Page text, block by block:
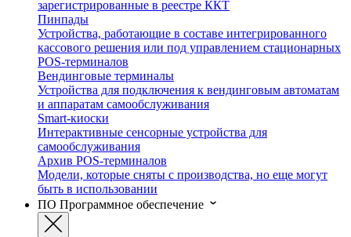
зарегистрированные в реестре ККТ
Пинпады
Устройства, работающие в составе интегрированного
кассового решения или под управлением стационарных
POS-терминалов
Вендинговые терминалы
Устройства для подключения к вендинговым автоматам
и аппаратам самообслуживания
Smart-киоски
Интерактивные сенсорные устройства для
самообслуживания
Архив POS-терминалов
Модели, которые сняты с производства, но еще могут
быть в использовании
ПО Программное обеспечение